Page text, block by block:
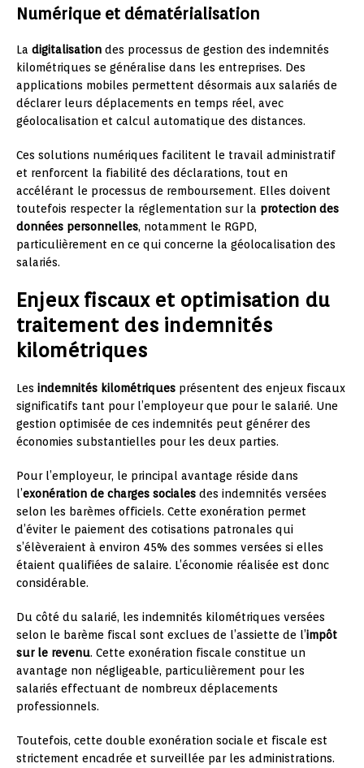
Numérique et dématérialisation
La digitalisation des processus de gestion des indemnités
kilométriques se généralise dans les entreprises. Des
applications mobiles permettent désormais aux salariés de
déclarer leurs déplacements en temps réel, avec
géolocalisation et calcul automatique des distances.
Ces solutions numériques facilitent le travail administratif
et renforcent la fiabilité des déclarations, tout en
accélérant le processus de remboursement. Elles doivent
toutefois respecter la réglementation sur la protection des
données personnelles, notamment le RGPD,
particulièrement en ce qui concerne la géolocalisation des
salariés.
Enjeux fiscaux et optimisation du
traitement des indemnités
kilométriques
Les indemnités kilométriques présentent des enjeux fiscaux
significatifs tant pour l’employeur que pour le salarié. Une
gestion optimisée de ces indemnités peut générer des
économies substantielles pour les deux parties.
Pour l’employeur, le principal avantage réside dans
l’exonération de charges sociales des indemnités versées
selon les barèmes officiels. Cette exonération permet
d’éviter le paiement des cotisations patronales qui
s’élèveraient à environ 45% des sommes versées si elles
étaient qualifiées de salaire. L’économie réalisée est donc
considérable.
Du côté du salarié, les indemnités kilométriques versées
selon le barème fiscal sont exclues de l’assiette de l’impôt
sur le revenu. Cette exonération fiscale constitue un
avantage non négligeable, particulièrement pour les
salariés effectuant de nombreux déplacements
professionnels.
Toutefois, cette double exonération sociale et fiscale est
strictement encadrée et surveillée par les administrations.